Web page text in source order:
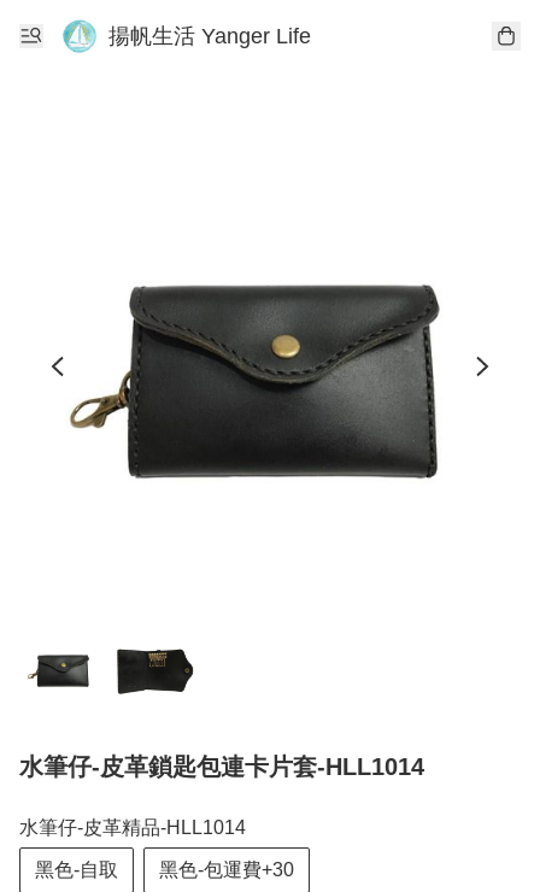
揚帆生活 Yanger Life
水筆仔-皮革鎖匙包連卡片套-HLL1014
水筆仔-皮革精品-HLL1014
黑色-自取 黑色-包運費+30